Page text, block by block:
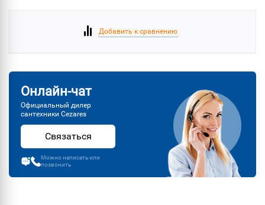
Добавить к сравнению
Онлайн-чат
Официальный дилер
сантехники Cezares
Связаться
Можно написать или
позвонить